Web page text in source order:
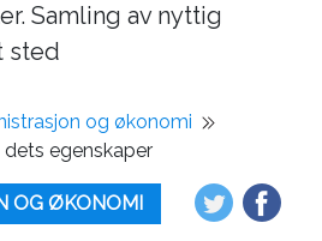
Samling av nyttig
sted
og økonomi
egenskaper
OG ØKONOMI